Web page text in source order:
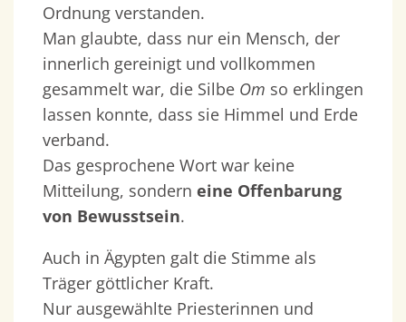
Ordnung verstanden.
Man glaubte, dass nur ein Mensch, der
innerlich gereinigt und vollkommen
gesammelt war, die Silbe Om so erklingen
lassen konnte, dass sie Himmel und Erde
verband.
Das gesprochene Wort war keine
Mitteilung, sondern eine Offenbarung
von Bewusstsein.
Auch in Ägypten galt die Stimme als
Träger göttlicher Kraft.
Nur ausgewählte Priesterinnen und